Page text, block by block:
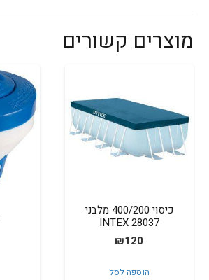
מוצרים קשורים
כיסוי 400/200 מלבני
INTEX 28037
₪120
הוספה לסל